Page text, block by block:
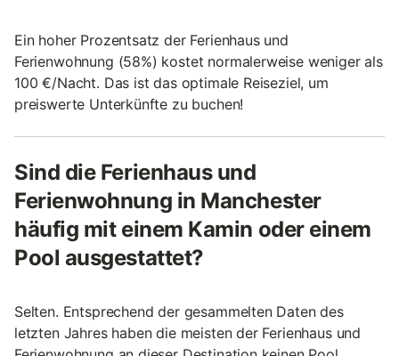
Ein hoher Prozentsatz der Ferienhaus und
Ferienwohnung (58%) kostet normalerweise weniger als
100 €/Nacht. Das ist das optimale Reiseziel, um
preiswerte Unterkünfte zu buchen!
Sind die Ferienhaus und
Ferienwohnung in Manchester
häufig mit einem Kamin oder einem
Pool ausgestattet?
Selten. Entsprechend der gesammelten Daten des
letzten Jahres haben die meisten der Ferienhaus und